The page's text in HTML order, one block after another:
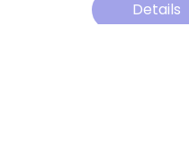
Details